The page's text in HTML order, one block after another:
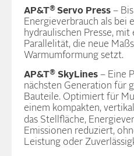
AP&T® Servo Press –
Energieverbrauch als bei
hydraulischen Presse, mit
Parallelität, die neue
Warmumformung setzt.
AP&T® SkyLines – Eine
nächsten Generation für
Bauteile. Optimiert für
einem kompakten,
das Stellfläche,
Emissionen reduziert,
Leistung oder